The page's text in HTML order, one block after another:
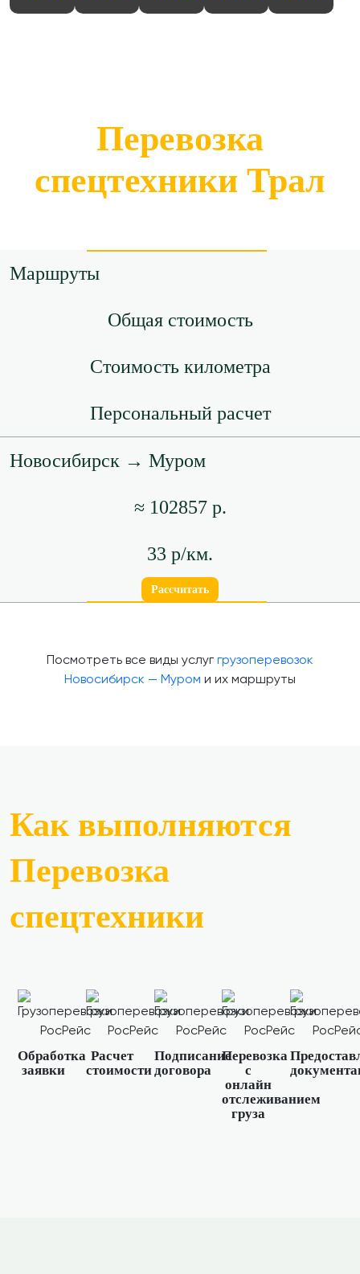
Перевозка
спецтехники Трал
Маршруты
Общая стоимость
Стоимость километра
Персональный расчет
Новосибирск → Муром
≈ 102857 р.
33 р/км.
Рассчитать
Посмотреть все виды услуг грузоперевозок
Новосибирск — Муром и их маршруты
Как выполняются
Перевозка
спецтехники
Обработка
заявки
Расчет
стоимости
Подписание
договора
Перевозка
с
онлайн
отслеживанием
груза